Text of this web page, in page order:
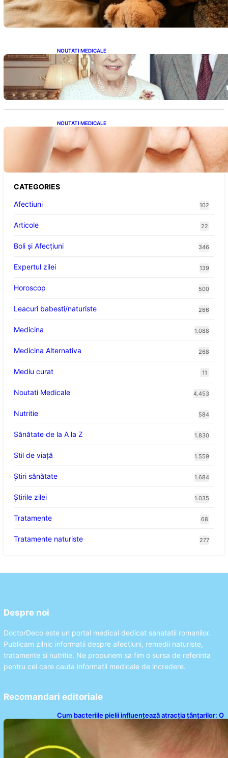
Sănătății
NOUTATI MEDICALE
Longevitatea în Rândul Celebrităților: Lecții
din Viața Prințului Philip și a Altora care Au
Fost Pe Punctul de a Împlini 100 de Ani
NOUTATI MEDICALE
Evoluția Personalității după 70 de Ani: Ce
Revelații Ne Oferă Studiile Psihologice
CATEGORIES
Afectiuni
102
Articole 22
Boli și Afecțiuni 346
Expertul zilei 139
Horoscop 500
Leacuri babesti/naturiste 266
Medicina 1.088
Medicina Alternativa 268
Mediu curat 11
Noutati Medicale 4.453
Nutritie 584
Sănătate de la A la Z 1.830
Stil de viaţă 1.559
Ştiri sănătate 1.684
Știrile zilei 1.035
Tratamente 68
Tratamente naturiste 277
Despre noi
DoctorDeco este un portal medical dedicat sanatatii romanilor.
Publicam zilnic informatii despre afectiuni, remedii naturiste,
tratamente si nutritie. Ne propunem sa fim o sursa de referinta
pentru cei care cauta informatii medicale de incredere.
Recomandari editoriale
Cum bacteriile pielii influențează atracția țânțarilor: O
nouă viziune asupra alegerii victimelor